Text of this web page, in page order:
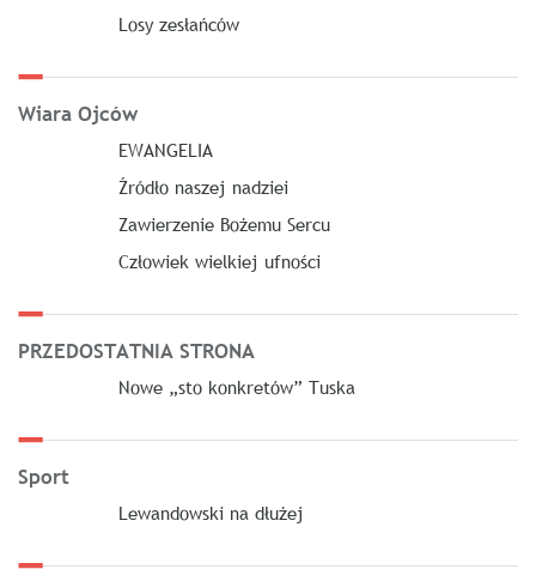
Losy zesłańców
Wiara Ojców
EWANGELIA
Źródło naszej nadziei
Zawierzenie Bożemu Sercu
Człowiek wielkiej ufności
PRZEDOSTATNIA STRONA
Nowe „sto konkretów” Tuska
Sport
Lewandowski na dłużej